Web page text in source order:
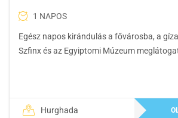
1 NAPOS
Egész napos kirándulás a fővárosba, a
Szfinx és az Egyiptomi Múzeum
Hurghada